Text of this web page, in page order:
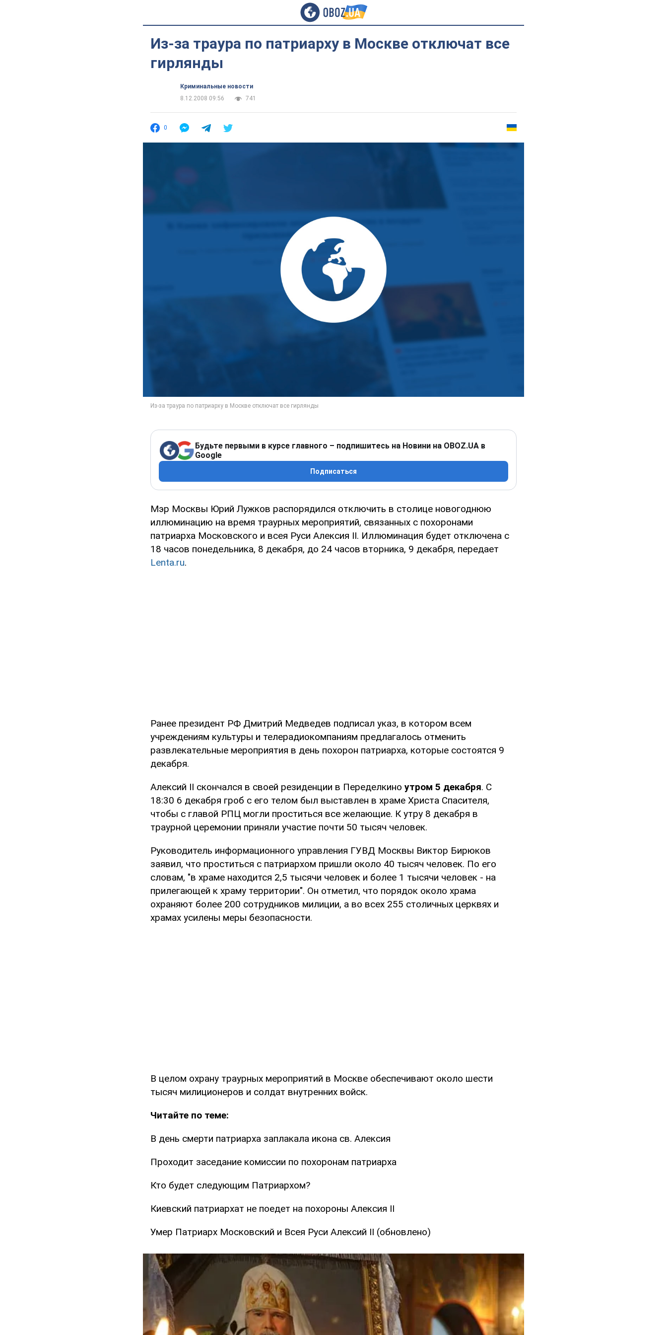
Из-за траура по патриарху в Москве отключат все
гирлянды
Криминальные новости
8.12.2008 09:56
741
0
Будьте первыми в курсе главного – подпишитесь на Новини на OBOZ.UA в
Google
Подписаться
Мэр Москвы Юрий Лужков распорядился отключить в столице новогоднюю
иллюминацию на время траурных мероприятий, связанных с похоронами
патриарха Московского и всея Руси Алексия II. Иллюминация будет отключена с
18 часов понедельника, 8 декабря, до 24 часов вторника, 9 декабря, передает
Lenta.ru.
Ранее президент РФ Дмитрий Медведев подписал указ, в котором всем
учреждениям культуры и телерадиокомпаниям предлагалось отменить
развлекательные мероприятия в день похорон патриарха, которые состоятся 9
декабря.
Алексий II скончался в своей резиденции в Переделкино утром 5 декабря. С
18:30 6 декабря гроб с его телом был выставлен в храме Христа Спасителя,
чтобы с главой РПЦ могли проститься все желающие. К утру 8 декабря в
траурной церемонии приняли участие почти 50 тысяч человек.
Руководитель информационного управления ГУВД Москвы Виктор Бирюков
заявил, что проститься с патриархом пришли около 40 тысяч человек. По его
словам, "в храме находится 2,5 тысячи человек и более 1 тысячи человек - на
прилегающей к храму территории". Он отметил, что порядок около храма
охраняют более 200 сотрудников милиции, а во всех 255 столичных церквях и
храмах усилены меры безопасности.
В целом охрану траурных мероприятий в Москве обеспечивают около шести
тысяч милиционеров и солдат внутренних войск.
Читайте по теме:
В день смерти патриарха заплакала икона св. Алексия
Проходит заседание комиссии по похоронам патриарха
Кто будет следующим Патриархом?
Киевский патриархат не поедет на похороны Алексия II
Умер Патриарх Московский и Всея Руси Алексий II (обновлено)